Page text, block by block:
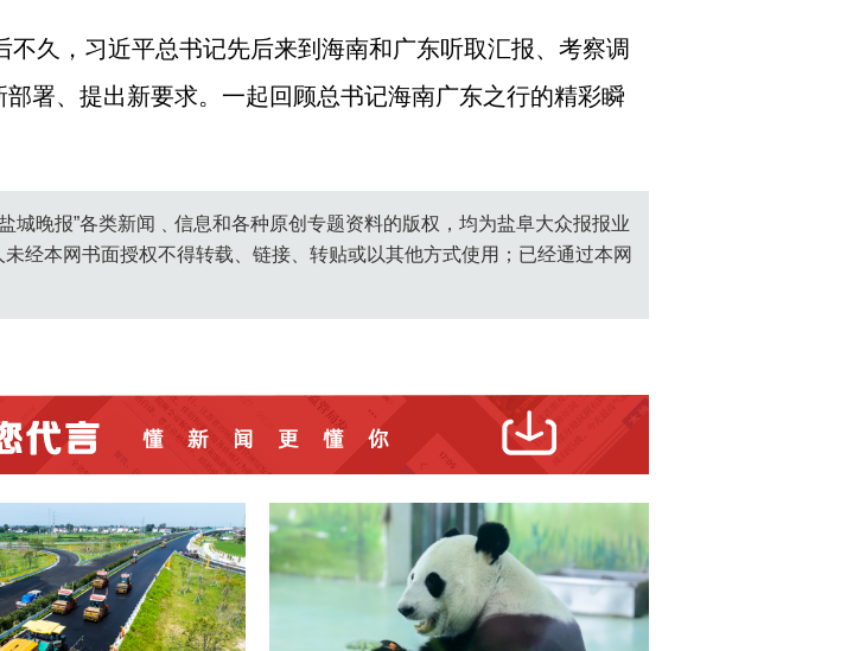
久，习近平总书记先后来到海南和广东听取汇报、考察调
署、提出新要求。一起回顾总书记海南广东之行的精彩瞬
城晚报”各类新闻﹑信息和各种原创专题资料的版权，均为盐阜大众报报业
经本网书面授权不得转载、链接、转贴或以其他方式使用；已经通过本网